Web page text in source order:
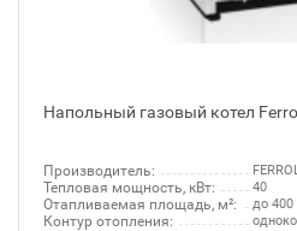
Напольный газовый котел
Производитель:
Тепловая мощность, кВт: 40
Отапливаемая площадь, м²: до 400
Контур отопления: